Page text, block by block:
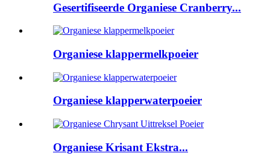
Gesertifiseerde Organiese Cranberry...
Organiese klappermelkpoeier
Organiese klapperwaterpoeier
Organiese Krisant Ekstra...